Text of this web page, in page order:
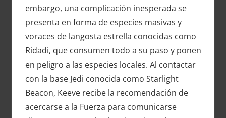
embargo, una complicación inesperada se
presenta en forma de especies masivas y
voraces de langosta estrella conocidas como
Ridadi, que consumen todo a su paso y ponen
en peligro a las especies locales. Al contactar
con la base Jedi conocida como Starlight
Beacon, Keeve recibe la recomendación de
acercarse a la Fuerza para comunicarse